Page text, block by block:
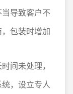
导致客户不
包装时增加
间未处理，
，设立专人